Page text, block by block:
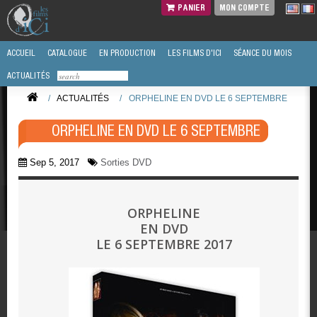
PANIER MON COMPTE
ACCUEIL CATALOGUE EN PRODUCTION LES FILMS D'ICI SÉANCE DU MOIS
ACTUALITÉS
/ ACTUALITÉS / ORPHELINE EN DVD LE 6 SEPTEMBRE
ORPHELINE EN DVD LE 6 SEPTEMBRE
Sep 5, 2017 Sorties DVD
ORPHELINE
EN DVD
LE 6 SEPTEMBRE 2017